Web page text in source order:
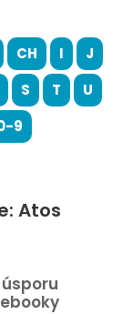
CH I
J
S T
U
9
Atos